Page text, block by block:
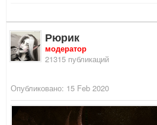
Рюрик
модератор
21315 публикаций
Опубликовано: 15 Feb 2020